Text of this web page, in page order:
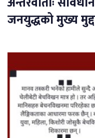
जनयुद्धको मुख्य